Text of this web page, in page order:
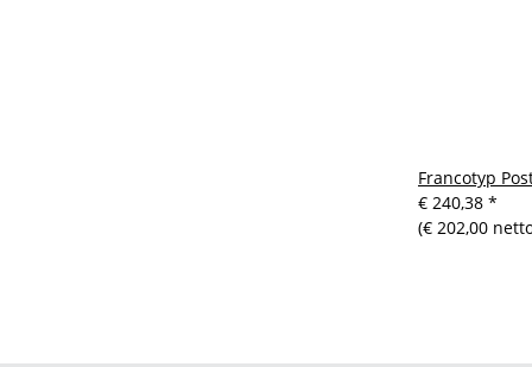
Francotyp
€ 240,38 *
(€ 202,00